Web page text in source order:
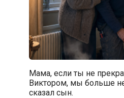
Мама, если ты не
Виктором, мы больше
сказал сын.